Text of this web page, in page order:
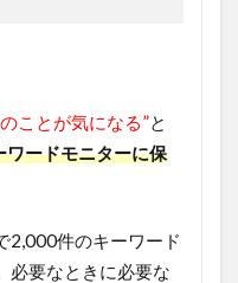
ことが気になる”と
ードモニターに保
2,000件のキーワード
必要なときに必要な